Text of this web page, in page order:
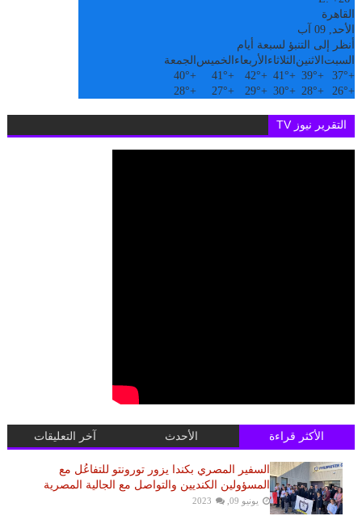
القاهرة
الأحد, 09 آب
أنظر إلى التنبؤ لسبعة أيام
السبت الاثنين الثلاثاء الأربعاء الخميس الجمعة
+
37°
+
39°
+
41°
+
42°
+
41°
+
40°
+
26°
+
28°
+
30°
+
29°
+
27°
+
28°
التقرير نيوز TV
الأكثر قراءة الأحدث آخر التعليقات
السفير المصري بكندا يزور تورونتو للتفاعُل مع
المسؤولين الكنديين والتواصل مع الجالية المصرية
يونيو 09, 2023